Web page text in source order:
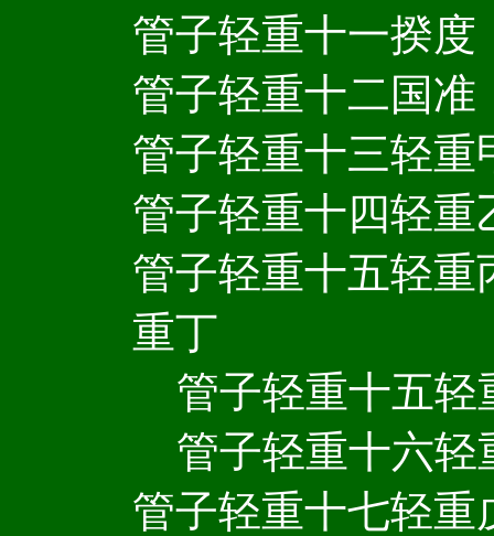
管子轻重十一揆度
管子轻重十二国准
管子轻重十三轻重
管子轻重十四轻重
管子轻重十五轻
重丁
管子轻重十五轻
管子轻重十六轻
管子轻重十七轻重